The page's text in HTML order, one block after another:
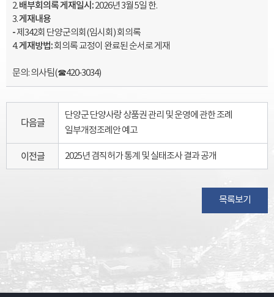
배부회의록 게재일시 :2026년 3월 5일 한.
게재내용
-제342회 단양군의회(임시회) 회의록
게재방법:회의록 교정이 완료된 순서로 게재
문의: 의사팀(☎420-3034)
다음글
단양군 단양사랑 상품권 관리 및 운영에 관한 조례
일부개정조례안 예고
이전글 2025년 겸직허가 통계 및 실태조사 결과 공개
목록보기